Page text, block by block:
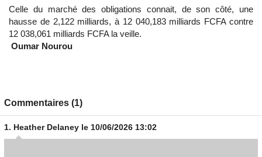
Celle du marché des obligations connait, de son côté, une
hausse de 2,122 milliards, à 12 040,183 milliards FCFA contre
12 038,061 milliards FCFA la veille.
Oumar Nourou
Commentaires (1)
1. Heather Delaney le 10/06/2026 13:02